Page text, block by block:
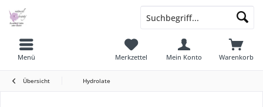
Menü Warenkorb
Merkzettel Mein Konto
Übersicht Hydrolate